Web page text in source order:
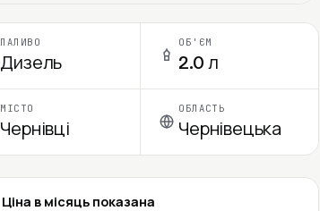
ПАЛИВО
Дизель
ОБ'ЄМ
2.0 л
МІСТО
Чернівці
ОБЛАСТЬ
Чернівецька
Ціна в місяць показана